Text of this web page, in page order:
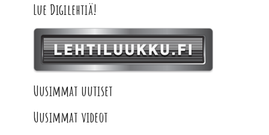
Lue Digilehtiä!
Uusimmat uutiset
Uusimmat videot